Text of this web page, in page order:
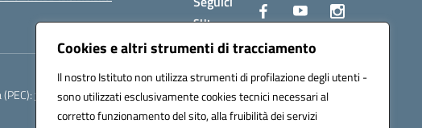
Cookies e altri strumenti di tracciamento
Il nostro Istituto non utilizza strumenti di profilazione degli utenti -
sono utilizzati esclusivamente cookies tecnici necessari al
corretto funzionamento del sito, alla fruibilità dei servizi
su:
fgps210002@pec.istruzione.it